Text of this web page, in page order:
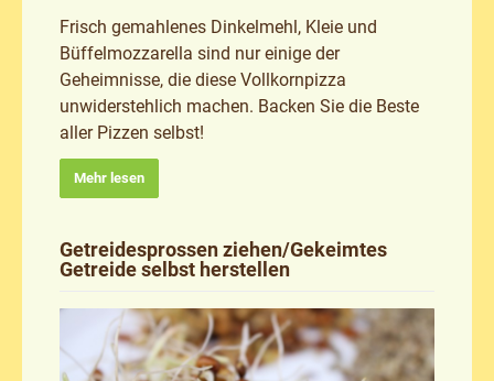
Frisch gemahlenes Dinkelmehl, Kleie und
Büffelmozzarella sind nur einige der
Geheimnisse, die diese Vollkornpizza
unwiderstehlich machen. Backen Sie die Beste
aller Pizzen selbst!
Mehr lesen
Getreidesprossen ziehen/Gekeimtes
Getreide selbst herstellen